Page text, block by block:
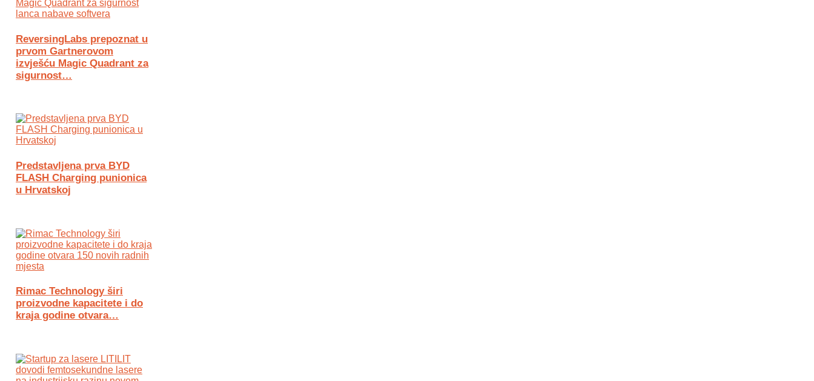
ReversingLabs prepoznat u
prvom Gartnerovom
izvješću Magic Quadrant za
sigurnost…
Predstavljena prva BYD
FLASH Charging punionica
u Hrvatskoj
Rimac Technology širi
proizvodne kapacitete i do
kraja godine otvara…